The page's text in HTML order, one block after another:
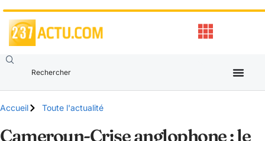
Accueil Toute l'actualité
Cameroun-Crise anglophone : le